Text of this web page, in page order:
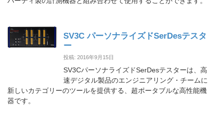
SV3C パーソナライズドSerDesテスタ
ー
投稿: 2016年9月15日
SV3CパーソナライズドSerDesテスターは、高
速デジタル製品のエンジニアリング・チームに
新しいカテゴリーのツールを提供する、超ポータブルな高性能機
器です。